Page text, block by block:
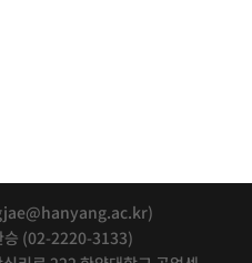
승 (02-2220-3133)